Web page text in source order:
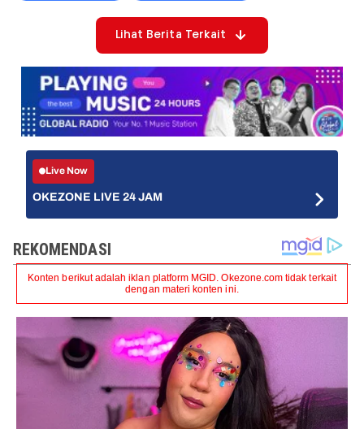
Lihat Berita Terkait
Live Now
OKEZONE LIVE 24 JAM